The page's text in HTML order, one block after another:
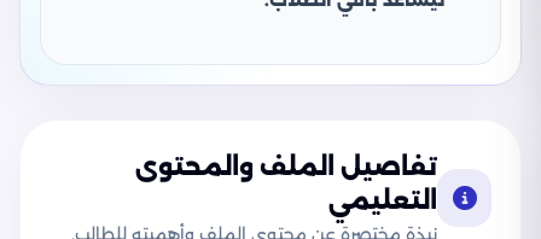
تفاصيل الملف والمحتوى
التعليمي
نبذة مختصرة عن محتوى الملف وأهميته للطالب.